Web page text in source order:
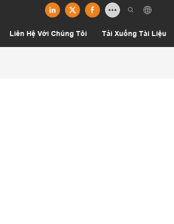
Liên Hệ Với Chúng Tôi Tải Xuống Tài Liệu